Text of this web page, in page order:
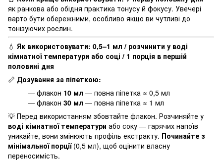
як ранкова або обідня практика тонусу й фокусу. Увечері
варто бути обережними, особливо якщо ви чутливі до
тонізуючих рослин.
💧 Як використовувати: 0,5–1 мл / розчинити у воді
кімнатної температури або соці / 1 порція в першій
половині дня
📏 Дозування за піпеткою:
— флакон 10 мл — повна піпетка ≈ 0,5 мл
— флакон 30 мл — повна піпетка ≈ 1 мл
💡 Перед використанням збовтайте флакон. Розчиняйте у
воді кімнатної температури або соку — гарячих напоїв
уникайте, вони змінюють профіль екстракту. Починайте з
мінімальної порції(0,5 мл), щоб оцінити власну
переносимість.